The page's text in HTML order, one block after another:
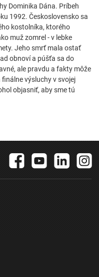
Dominika Dána. Príbeh
1992. Československo sa
kostolníka, ktorého
muž zomrel - v lebke
Jeho smrť mala ostať
obnoví a púšťa sa do
ale pravdu a fakty môže
výsluchy v svojej
objasniť, aby sme tú